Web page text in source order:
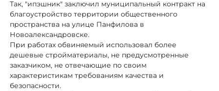
Так, "ипэшник" заключил муниципальный контракт на
благоустройство территории общественного
пространства на улице Панфилова в
Новоалександровске.
При работах обвиняемый использовал более
дешевые стройматериалы, не предусмотренные
заказчиком, не отвечающие по своим
характеристикам требованиям качества и
безопасности.